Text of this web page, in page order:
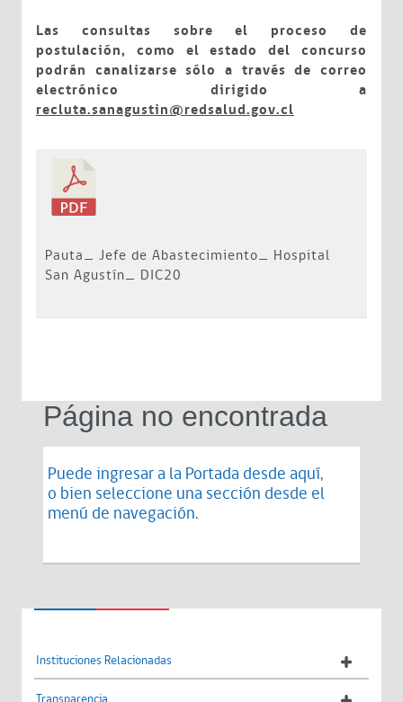
Las consultas sobre el proceso de
postulación, como el estado del concurso
podrán canalizarse sólo a través de correo
electrónico dirigido a
recluta.sanagustin@redsalud.gov.cl
Pauta_ Jefe de Abastecimiento_ Hospital
San Agustín_ DIC20
Página no encontrada
Puede ingresar a la Portada desde aquí,
o bien seleccione una sección desde el
menú de navegación.
Instituciones Relacionadas